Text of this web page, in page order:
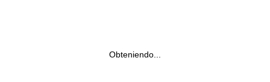
Obteniendo...